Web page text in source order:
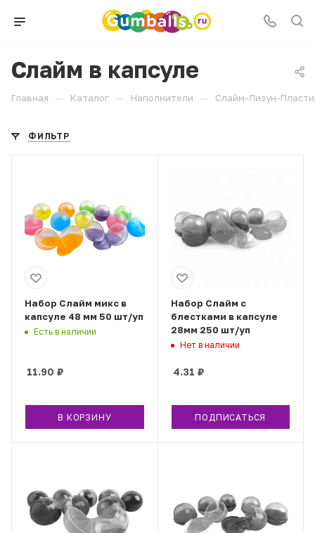
Слайм в капсуле
Главная — Каталог — Наполнители — Слайм-Лизун-
ФИЛЬТР
Набор Слайм микс в
капсуле 48 мм 50 шт/уп
Есть в наличии
11.90 ₽
В КОРЗИНУ
Набор Слайм с
блестками в капсуле
28мм 250 шт/уп
Нет в наличии
4.31 ₽
ПОДПИСАТЬСЯ